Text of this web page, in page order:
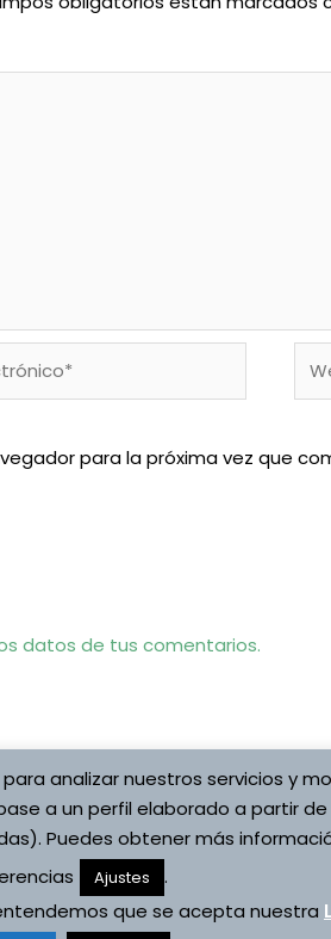
para la próxima vez que
datos de tus comentarios.
Copyright © 2026
Vojta
analizar nuestros servicios y
a un perfil elaborado a partir
Puedes obtener más
Ajustes
.
que se acepta nuestra